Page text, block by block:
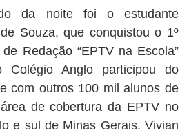
da noite foi o estudante
Souza, que conquistou o 1º
Redação “EPTV na Escola”
Anglo participou do
com outros 100 mil alunos de
de cobertura da EPTV no
e sul de Minas Gerais. Vivian